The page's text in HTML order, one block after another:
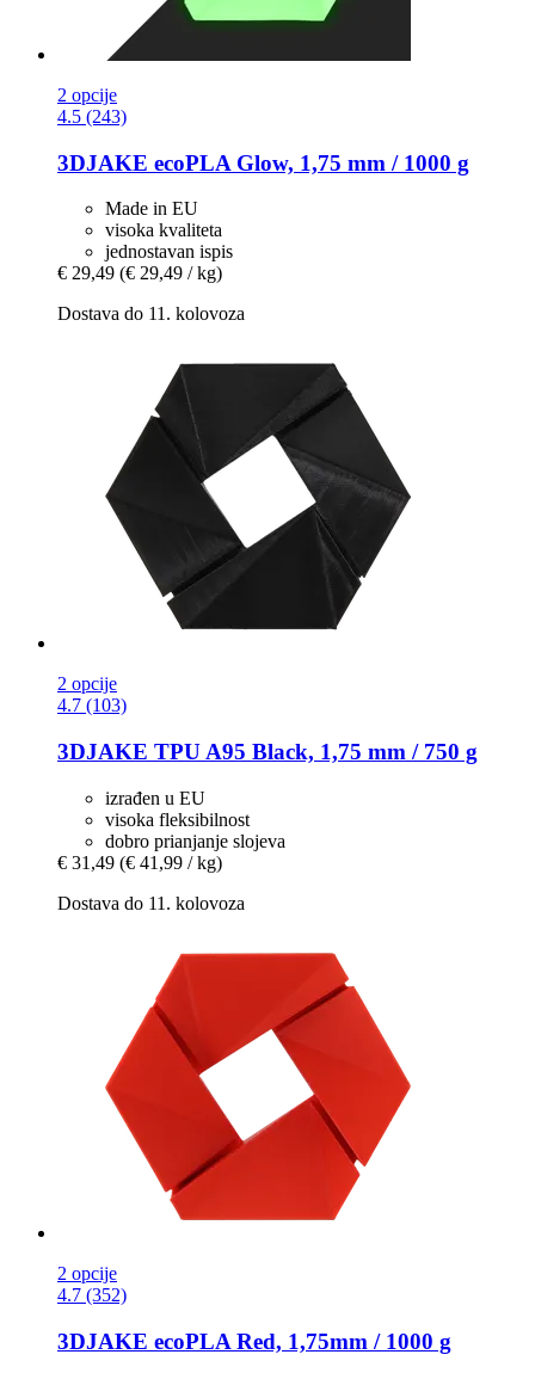
2 opcije
4.5 (243)
3DJAKE ecoPLA Glow, 1,75 mm / 1000 g
Made in EU
visoka kvaliteta
jednostavan ispis
€ 29,49 (€ 29,49 / kg)
Dostava do 11. kolovoza
2 opcije
4.7 (103)
3DJAKE TPU A95 Black, 1,75 mm / 750 g
izrađen u EU
visoka fleksibilnost
dobro prianjanje slojeva
€ 31,49 (€ 41,99 / kg)
Dostava do 11. kolovoza
2 opcije
4.7 (352)
3DJAKE ecoPLA Red, 1,75mm / 1000 g